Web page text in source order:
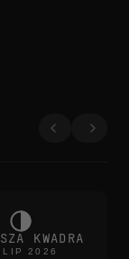
KWADRA
LIP 2026